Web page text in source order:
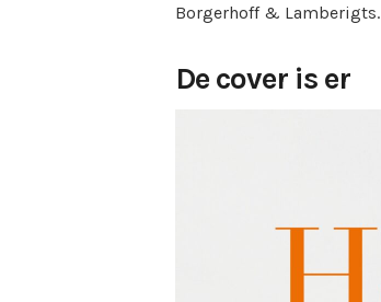
Borgerhoff & Lamberigts.
De cover is er